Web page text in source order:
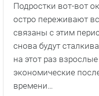
Подростки вот-вот
остро переживают
связаны с этим
снова будут
на этот раз
экономические
времени…